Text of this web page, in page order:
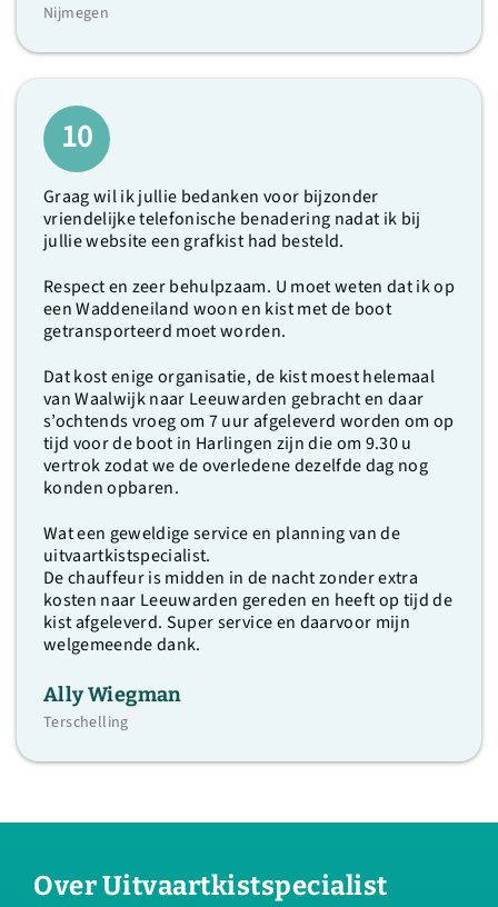
Nijmegen
10
Graag wil ik jullie bedanken voor bijzonder
vriendelijke telefonische benadering nadat ik bij
jullie website een grafkist had besteld.
Respect en zeer behulpzaam. U moet weten dat ik op
een Waddeneiland woon en kist met de boot
getransporteerd moet worden.
Dat kost enige organisatie, de kist moest helemaal
van Waalwijk naar Leeuwarden gebracht en daar
s’ochtends vroeg om 7 uur afgeleverd worden om op
tijd voor de boot in Harlingen zijn die om 9.30 u
vertrok zodat we de overledene dezelfde dag nog
konden opbaren.
Wat een geweldige service en planning van de
uitvaartkistspecialist.
De chauffeur is midden in de nacht zonder extra
kosten naar Leeuwarden gereden en heeft op tijd de
kist afgeleverd. Super service en daarvoor mijn
welgemeende dank.
Ally Wiegman
Terschelling
Over Uitvaartkistspecialist